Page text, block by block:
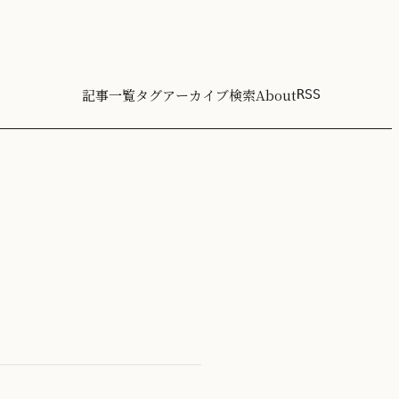
記事一覧タグアーカイブ検索AboutRSS